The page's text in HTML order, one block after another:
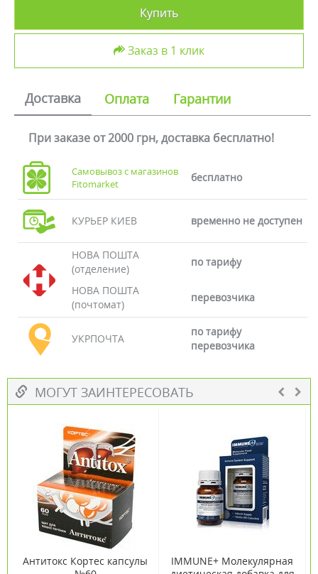
Купить
Заказ в 1 клик
Доставка Оплата Гарантии
При заказе от 2000 грн, доставка бесплатно!
Самовывоз с магазинов
Fitomarket
бесплатно
КУРЬЕР КИЕВ временно не доступен
НОВА ПОШТА
(отделение)
по тарифу
НОВА ПОШТА
(почтомат)
перевозчика
УКРПОЧТА
по тарифу
перевозчика
МОГУТ ЗАИНТЕРЕСОВАТЬ
Антитокс Кортес капсулы
IMMUNE+ Молекулярная